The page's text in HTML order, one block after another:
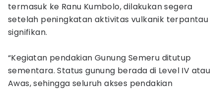
termasuk ke Ranu Kumbolo, dilakukan segera
setelah peningkatan aktivitas vulkanik terpantau
signifikan.
“Kegiatan pendakian Gunung Semeru ditutup
sementara. Status gunung berada di Level IV atau
Awas, sehingga seluruh akses pendakian